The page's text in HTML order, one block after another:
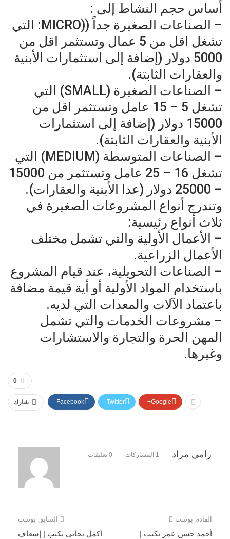
أساس حجم النشاط إلى :
– الصناعات الصغيرة جداً ((MICRO: التي
تشغل اقل من 5 عمال وتستثمر اقل من
5000 دولار (إضافة إلى استثمارات الأبنية
والعقارات الثابتة).
– الصناعات الصغيرة (SMALL) التي
تشغل 5 – 15 عامل وتستثمر اقل من
15000 دولار (إضافة إلى استثمارات
الأبنية والعقارات الثابتة).
– الصناعات المتوسطة (MEDIUM) التي
تشغل 16 – 25 عامل وتستثمر من 15000
– 25000 دولار (عدا الأبنية والعقارات).
وتندرج أنواع المشروعات الصغيرة في
ثلاث أنواع رئيسية:
– الأعمال الأولية والتي تشمل مختلف
الأعمال الزراعية.
– الصناعات التحويلية، عند قيام المشروع
باستخدام المواد الأولية أو أية قيمة مضافة
باعتماد الآلات والمعدات التي لديه.
– مشروعات الخدمات والتي تشمل
المهن الحرة والتجارة والاستشارات
وغيرها.
0
شارك Facebook Twitter Google+
رامي مراد 1 المشاركات 0 تعليقات
السابق بوست
أكمل نجاتي يكتب | إسعاف
القادم بوست
أحمد حسن عمر يكتب |